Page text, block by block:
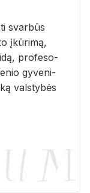
svar­būs
įkū­ri­mą,
pro­fe­so­
gy­ve­ni­
vals­ty­bės